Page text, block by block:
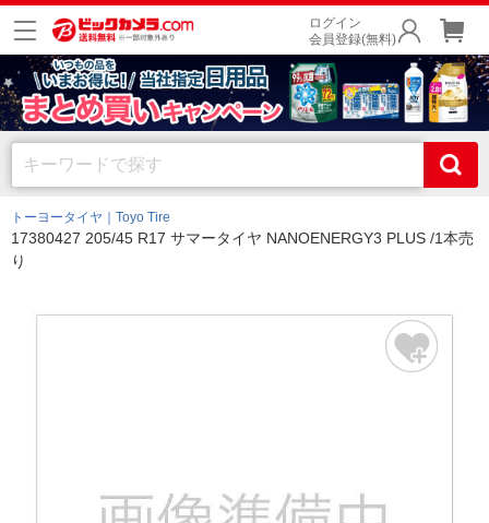
ログイン
会員登録(無料)
トーヨータイヤ｜Toyo Tire
17380427 205/45 R17 サマータイヤ NANOENERGY3 PLUS /1本売
り